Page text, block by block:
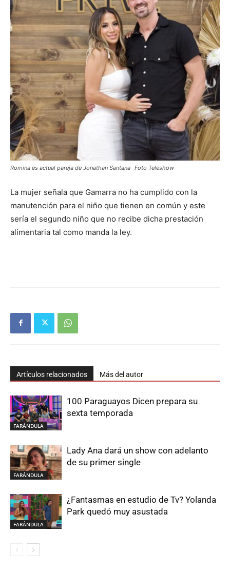
Romina es actual pareja de Jonathan Santana- Foto Teleshow
La mujer señala que Gamarra no ha cumplido con la
manutención para el niño que tienen en común y este
sería el segundo niño que no recibe dicha prestación
alimentaria tal como manda la ley.
Artículos relacionados Más del autor
FARÁNDULA
100 Paraguayos Dicen prepara su
sexta temporada
FARÁNDULA
Lady Ana dará un show con adelanto
de su primer single
FARÁNDULA
¿Fantasmas en estudio de Tv? Yolanda
Park quedó muy asustada